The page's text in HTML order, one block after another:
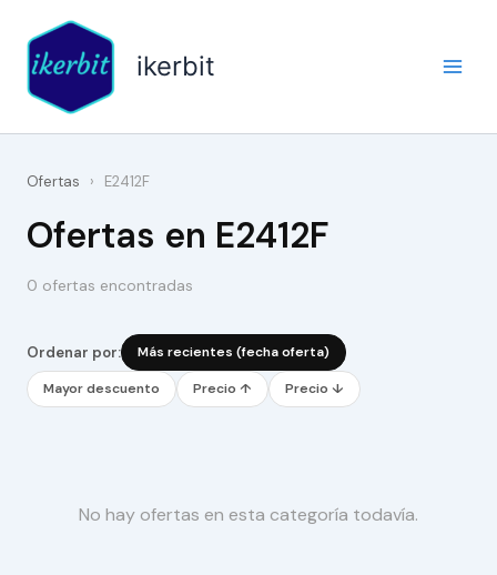
contenido
ikerbit
Ofertas › E2412F
Ofertas en E2412F
0 ofertas encontradas
Ordenar por: Más recientes (fecha oferta)
Mayor descuento Precio ↑ Precio ↓
No hay ofertas en esta categoría todavía.